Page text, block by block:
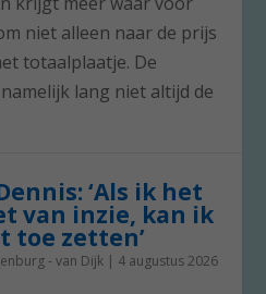
niet alleen naar de prijs
totaalplaatje. De
lang niet altijd de
‘Als ik het
van inzie, kan ik
toe zetten’
- van Dijk | 4 augustus 2026